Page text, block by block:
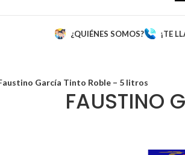
¿QUIÉNES SOMOS? ¡TE
García Tinto Roble – 5 litros
FAUSTINO